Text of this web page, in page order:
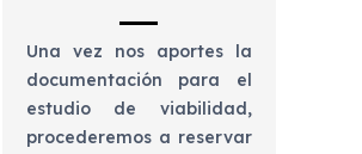
Una vez nos aportes la
documentación para el
estudio de viabilidad,
procederemos a reservar